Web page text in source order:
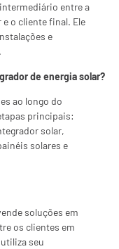
entre a
o cliente final. Ele
e
de energia solar?
ao longo do
principais:
solar,
solares e
soluções em
os clientes em
seu